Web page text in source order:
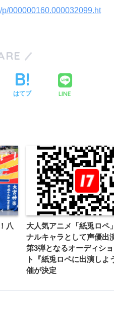
000000160.000032099.ht
はてブ LINE
八
大人気アニメ「紙兎ロペ
ナルキャラとして声優出
第3弾となるオーディシ
ト『紙兎ロペに出演し
催が決定